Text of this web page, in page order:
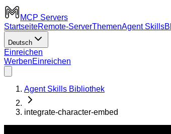
MCP Servers
StartseiteRemote-ServerThemenAgent Skills
Deutsch
Einreichen
WerbenEinreichen
Agent Skills Bibliothek
integrate-character-embed